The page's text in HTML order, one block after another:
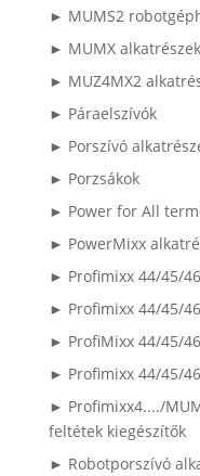
► MUMS2
► MUMX alkatrészek
► MUZ4MX2
► Páraelszívók
► Porszívó
► Porzsákok
► Power for All
► PowerMixx
► Profimixx 44/45/
► Profimixx 44/45/
► ProfiMixx 44/45/
► Profimixx 44/45/
► Profimixx4..../
feltétek kiegészítők
► Robotporszívó